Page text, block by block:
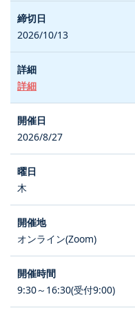
2026/10/13
詳細
2026/8/27
木
オンライン(Zoom)
9:30～16:30(受付9:00)